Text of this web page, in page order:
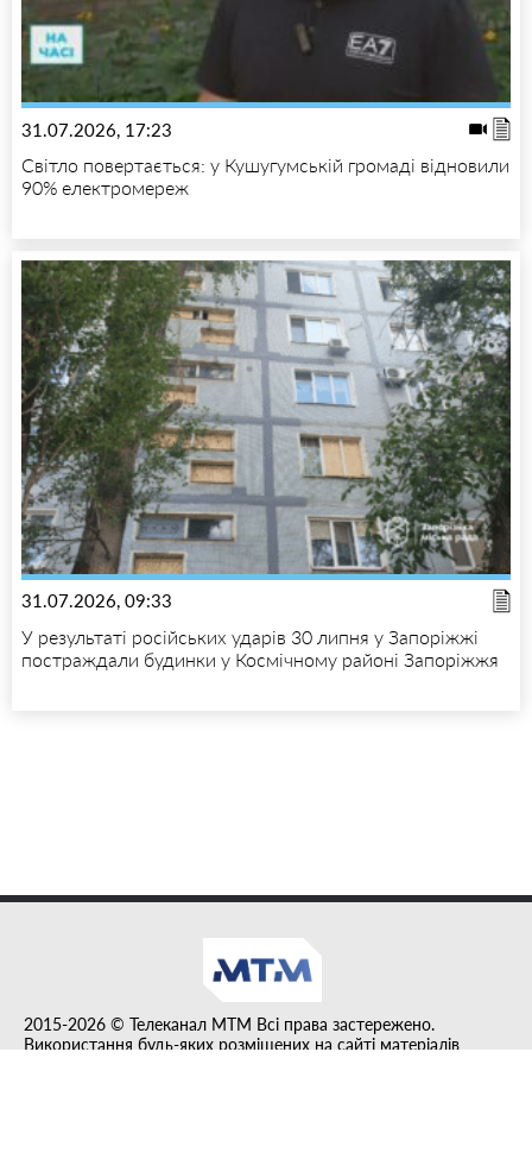
31.07.2026, 17:23
Світло повертається: у Кушугумській громаді відновили
90% електромереж
31.07.2026, 09:33
У результаті російських ударів 30 липня у Запоріжжі
постраждали будинки у Космічному районі Запоріжжя
2015-2026 © Телеканал MTM Всі права застережено.
Використання будь-яких розміщених на сайті матеріалів